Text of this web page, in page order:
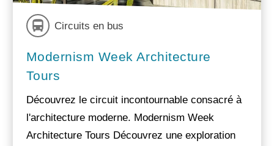
Circuits en bus
Modernism Week Architecture
Tours
Découvrez le circuit incontournable consacré à
l'architecture moderne. Modernism Week
Architecture Tours Découvrez une exploration